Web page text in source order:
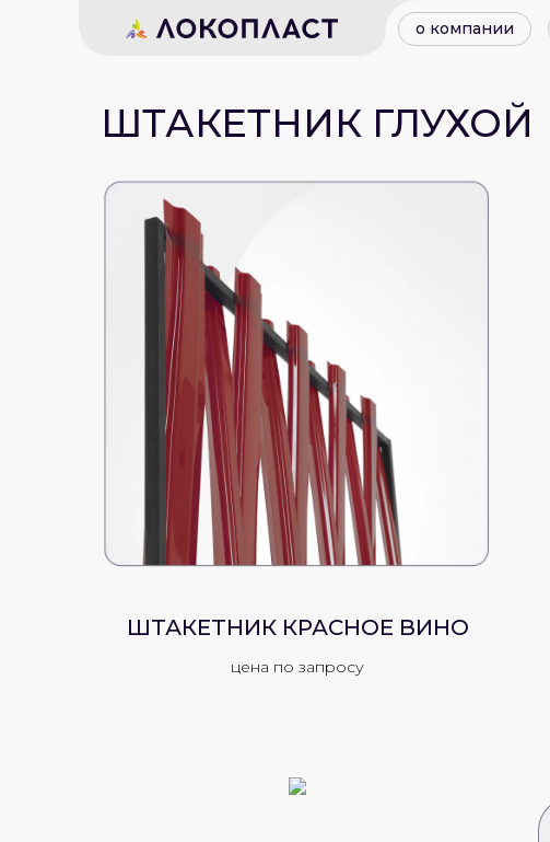
о компании
ШТАКЕТНИК ГЛУХОЙ
ШТАКЕТНИК КРАСНОЕ ВИНО
цена по запросу